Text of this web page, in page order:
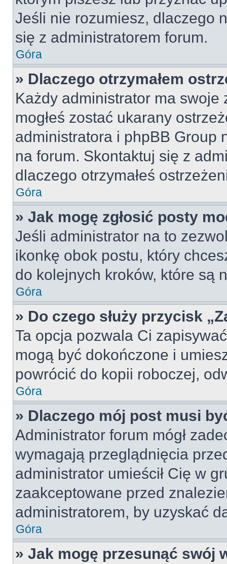
Jeśli nie rozumiesz, dlaczego
się z administratorem forum.
Góra
» Dlaczego otrzymałem
Każdy administrator ma swoje
mogłeś zostać ukarany
administratora i phpBB Group
na forum. Skontaktuj się z
dlaczego otrzymałeś
Góra
» Jak mogę zgłosić posty
Jeśli administrator na to
ikonkę obok postu, który
do kolejnych kroków, które są
Góra
» Do czego służy przycisk
Ta opcja pozwala Ci
mogą być dokończone i
powrócić do kopii roboczej,
Góra
» Dlaczego mój post musi
Administrator forum mógł
wymagają przeglądnięcia
administrator umieścił Cię w
zaakceptowane przed
administratorem, by uzyskać
Góra
» Jak mogę przesunąć swój